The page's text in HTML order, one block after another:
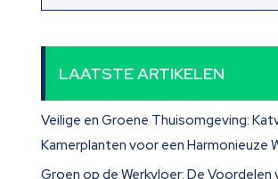
LAATSTE ARTIKELEN
Veilige en Groene Thuisomgeving:
Kamerplanten voor een Harmonieuze
Groen op de Werkvloer: De Voordelen